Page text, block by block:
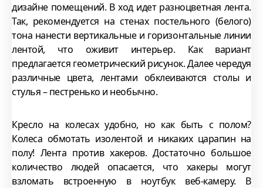
дизайне помещений. В ход идет разноцветная лента.
Так, рекомендуется на стенах постельного (белого)
тона нанести вертикальные и горизонтальные линии
лентой, что оживит интерьер. Как вариант
предлагается геометрический рисунок. Далее чередуя
различные цвета, лентами обклеиваются столы и
стулья – пестренько и необычно.
Кресло на колесах удобно, но как быть с полом?
Колеса обмотать изолентой и никаких царапин на
полу! Лента против хакеров. Достаточно большое
количество людей опасается, что хакеры могут
взломать встроенную в ноутбук веб-камеру. В